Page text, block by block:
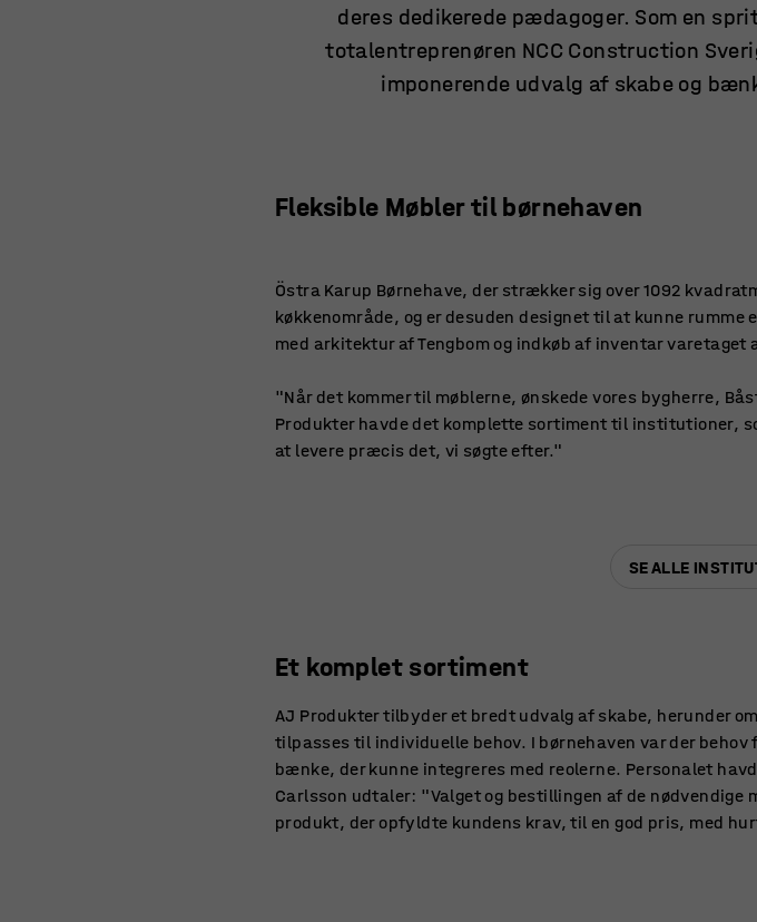
deres dedikerede pædagoger. Som en
totalentreprenøren NCC Construction
imponerende udvalg af skabe og
Fleksible Møbler til børnehaven
Östra Karup Børnehave, der strækker sig over 1092
køkkenområde, og er desuden designet til at kunne
med arkitektur af Tengbom og indkøb af inventar
"Når det kommer til møblerne, ønskede vores bygherre,
Produkter havde det komplette sortiment til institutioner,
at levere præcis det, vi søgte efter."
SE ALLE
Et komplet sortiment
AJ Produkter tilbyder et bredt udvalg af skabe, herunder
tilpasses til individuelle behov. I børnehaven var der
bænke, der kunne integreres med reolerne. Personalet
Carlsson udtaler: "Valget og bestillingen af de nødvendige
produkt, der opfyldte kundens krav, til en god pris, med